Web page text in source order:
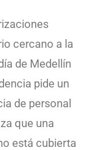
cercano a la
de Medellín
pide un
de personal
que una
está cubierta